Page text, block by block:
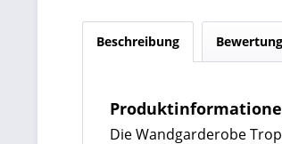
Beschreibung
Die Wandgarderobe